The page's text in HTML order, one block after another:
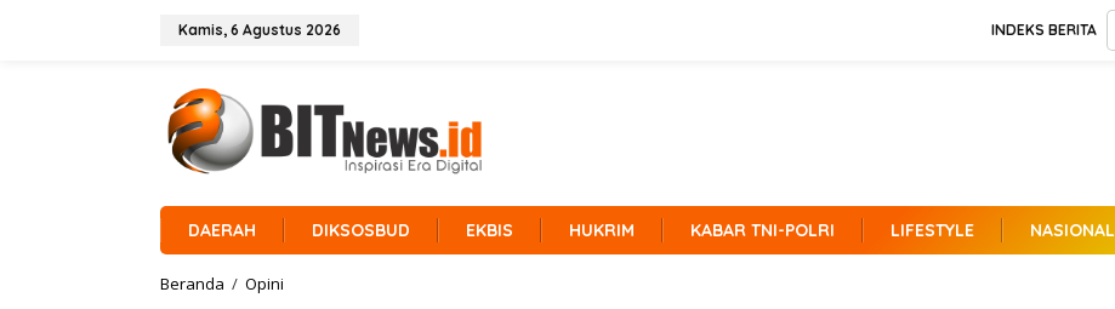
Kamis, 6 Agustus 2026 INDEKS BERITA
DAERAH DIKSOSBUD EKBIS HUKRIM KABAR TNI-POLRI LIFESTYLE NASIONAL
Beranda / Opini